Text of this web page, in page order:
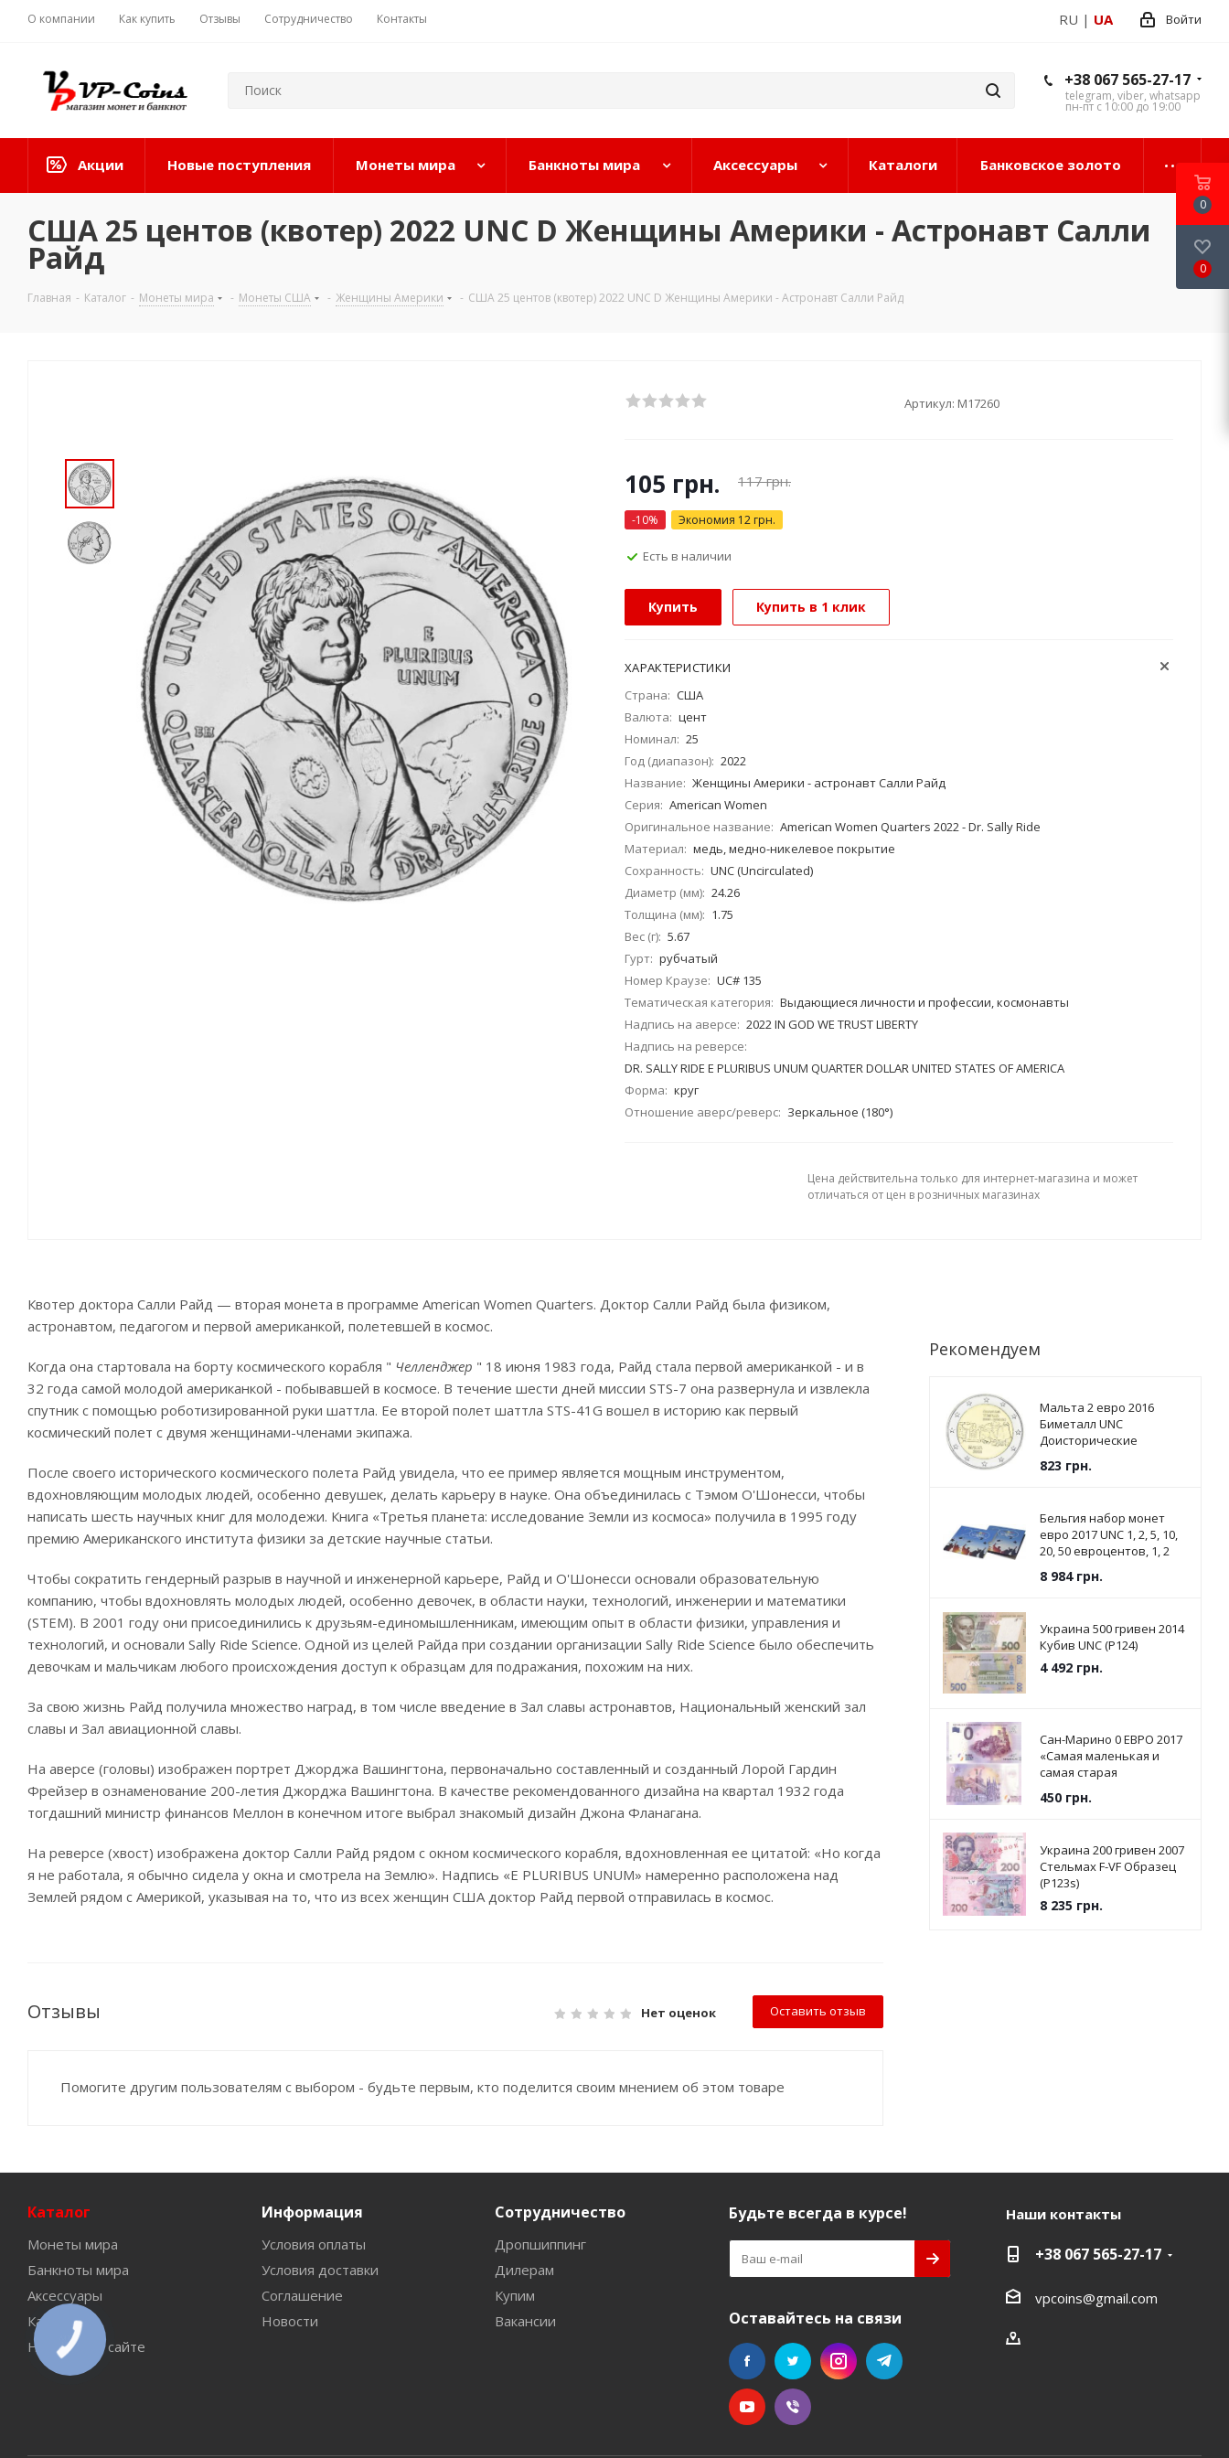
О компании Как купить Отзывы Сотрудничество Контакты Войти
RU | UA
+38 067 565-27-17
telegram, viber, whatsapp
пн-пт с 10:00 до 19:00
Акции Новые поступления Монеты мира Банкноты мира Аксессуары Каталоги Банковское золото
США 25 центов (квотер) 2022 UNC D Женщины Америки - Астронавт Салли
Райд
Главная - Каталог - Монеты мира - Монеты США - Женщины Америки - США 25 центов (квотер) 2022 UNC D Женщины Америки - Астронавт Салли Райд
Артикул: М17260
105 грн. 117грн.
-10% Экономия 12 грн.
Есть в наличии
Купить Купить в 1 клик
ХАРАКТЕРИСТИКИ
Страна: США
Валюта: цент
Номинал: 25
Год (диапазон): 2022
Название: Женщины Америки - астронавт Салли Райд
Серия: American Women
Оригинальное название: American Women Quarters 2022 - Dr. Sally Ride
Материал: медь, медно-никелевое покрытие
Сохранность: UNC (Uncirculated)
Диаметр (мм): 24.26
Толщина (мм): 1.75
Вес (г): 5.67
Гурт: рубчатый
Номер Краузе: UC# 135
Тематическая категория: Выдающиеся личности и профессии, космонавты
Надпись на аверсе: 2022 IN GOD WE TRUST LIBERTY
Надпись на реверсе:
DR. SALLY RIDE E PLURIBUS UNUM QUARTER DOLLAR UNITED STATES OF AMERICA
Форма: круг
Отношение аверс/реверс: Зеркальное (180°)
Цена действительна только для интернет-магазина и может
отличаться от цен в розничных магазинах
Квотер доктора Салли Райд — вторая монета в программе American Women Quarters. Доктор Салли Райд была физиком,
астронавтом, педагогом и первой американкой, полетевшей в космос.
Когда она стартовала на борту космического корабля " Челленджер " 18 июня 1983 года, Райд стала первой американкой - и в
32 года самой молодой американкой - побывавшей в космосе. В течение шести дней миссии STS-7 она развернула и извлекла
спутник с помощью роботизированной руки шаттла. Ее второй полет шаттла STS-41G вошел в историю как первый
космический полет с двумя женщинами-членами экипажа.
После своего исторического космического полета Райд увидела, что ее пример является мощным инструментом,
вдохновляющим молодых людей, особенно девушек, делать карьеру в науке. Она объединилась с Тэмом О'Шонесси, чтобы
написать шесть научных книг для молодежи. Книга «Третья планета: исследование Земли из космоса» получила в 1995 году
премию Американского института физики за детские научные статьи.
Чтобы сократить гендерный разрыв в научной и инженерной карьере, Райд и О'Шонесси основали образовательную
компанию, чтобы вдохновлять молодых людей, особенно девочек, в области науки, технологий, инженерии и математики
(STEM). В 2001 году они присоединились к друзьям-единомышленникам, имеющим опыт в области физики, управления и
технологий, и основали Sally Ride Science. Одной из целей Райда при создании организации Sally Ride Science было обеспечить
девочкам и мальчикам любого происхождения доступ к образцам для подражания, похожим на них.
За свою жизнь Райд получила множество наград, в том числе введение в Зал славы астронавтов, Национальный женский зал
славы и Зал авиационной славы.
На аверсе (головы) изображен портрет Джорджа Вашингтона, первоначально составленный и созданный Лорой Гардин
Фрейзер в ознаменование 200-летия Джорджа Вашингтона. В качестве рекомендованного дизайна на квартал 1932 года
тогдашний министр финансов Меллон в конечном итоге выбрал знакомый дизайн Джона Фланагана.
На реверсе (хвост) изображена доктор Салли Райд рядом с окном космического корабля, вдохновленная ее цитатой: «Но когда
я не работала, я обычно сидела у окна и смотрела на Землю». Надпись «E PLURIBUS UNUM» намеренно расположена над
Землей рядом с Америкой, указывая на то, что из всех женщин США доктор Райд первой отправилась в космос.
Отзывы Нет оценок Оставить отзыв
Помогите другим пользователям с выбором - будьте первым, кто поделится своим мнением об этом товаре
Рекомендуем
Мальта 2 евро 2016
Биметалл UNC
Доисторические
Джгантии
823 грн.
Бельгия набор монет
евро 2017 UNC 1, 2, 5, 10,
20, 50 евроцентов, 1, 2
упаковке
8 984грн.
Украина 500 гривен 2014
Кубив UNC (P124)
4 492грн.
Сан-Марино 0 ЕВРО 2017
«Самая маленькая и
самая старая
450грн.
Украина 200 гривен 2007
Стельмах F-VF Образец
(P123s)
8 235 грн.
Каталог
Монеты мира
Банкноты мира
Аксессуары
Каталоги
Новинки на сайте
Информация
Условия оплаты
Условия доставки
Соглашение
Новости
Сотрудничество
Дропшиппинг
Дилерам
Купим
Вакансии
Будьте всегда в курсе!
Оставайтесь на связи
Наши контакты
+38 067 565-27-17
vpcoins@gmail.com
0
0